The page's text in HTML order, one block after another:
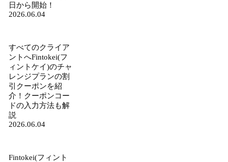
日から開始！
2026.06.04
すべてのクライア
ントへFintokei(フ
ィントケイ)のチャ
レンジプランの割
引クーポンを紹
介！クーポンコー
ドの入力方法も解
説
2026.06.04
Fintokei(フィント